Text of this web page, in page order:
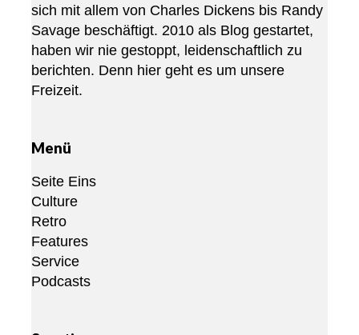
sich mit allem von Charles Dickens bis Randy
Savage beschäftigt. 2010 als Blog gestartet,
haben wir nie gestoppt, leidenschaftlich zu
berichten. Denn hier geht es um unsere
Freizeit.
Menü
Seite Eins
Culture
Retro
Features
Service
Podcasts